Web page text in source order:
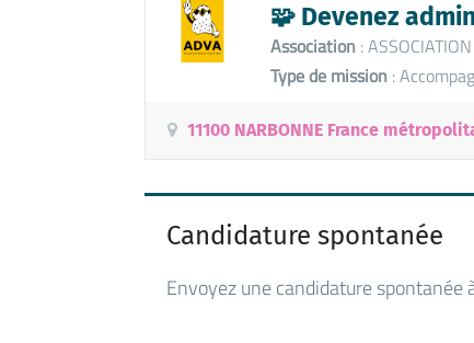
🧩 Devenez
Association :
Type de mission :
11100 NARBONNE France
Candidature spontanée
Envoyez une candidature spontanée